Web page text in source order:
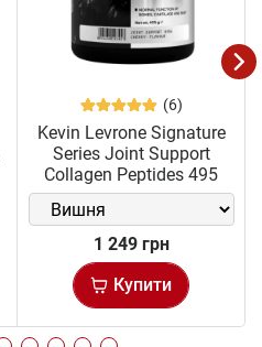
(6)
Kevin Levrone Signature
Series Joint Support
Collagen Peptides 495
грам
1 249 грн
Купити